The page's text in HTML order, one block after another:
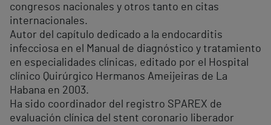
congresos nacionales y otros tanto en citas
internacionales.
Autor del capítulo dedicado a la endocarditis
infecciosa en el Manual de diagnóstico y tratamiento
en especialidades clínicas, editado por el Hospital
clínico Quirúrgico Hermanos Ameijeiras de La
Habana en 2003.
Ha sido coordinador del registro SPAREX de
evaluación clínica del stent coronario liberador